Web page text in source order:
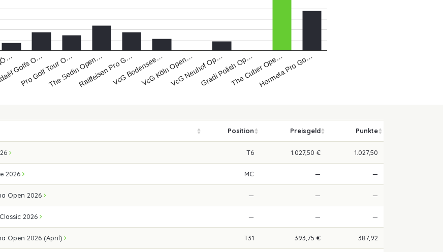
Golfs O…
Pro Golf Tour O…The Sedin Open…Raiffeisen Pro G…VcG Bodensee…VcG Köln Open…VcG Neuhof Op…Gradi Polish Op…The Cuber Ope…Hormeta Pro Go…
Position Preisgeld Punkte
T6 1.027,50 € 1.027,50
2026 MC — —
Open 2026 — — —
2026 — — —
Open 2026 (April) T31 393,75 € 387,92